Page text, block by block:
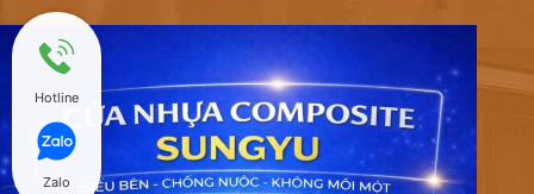
Hotline
Zalo